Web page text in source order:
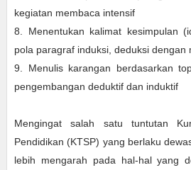
kegiatan membaca intensif
8. Menentukan kalimat kesimpulan
pola paragraf induksi, deduksi dengan
9. Menulis karangan berdasarkan
pengembangan deduktif dan induktif
Mengingat salah satu tuntutan
Pendidikan (KTSP) yang berlaku
lebih mengarah pada hal-hal yang